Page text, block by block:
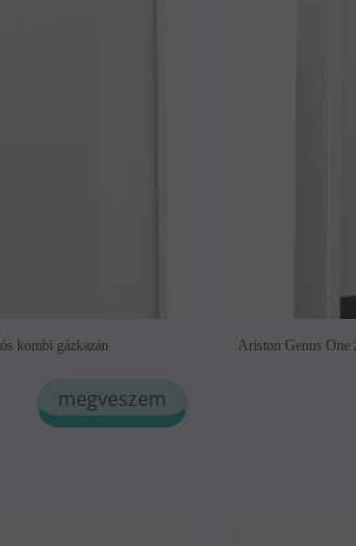
kombi gázkazán
megveszem
Ariston Genus One